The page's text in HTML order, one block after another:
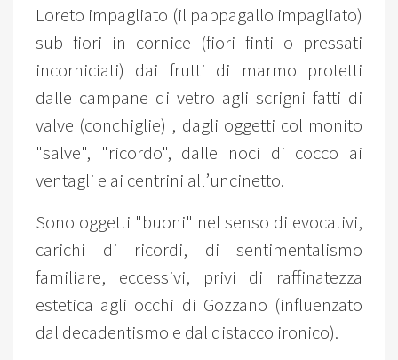
Loreto impagliato (il pappagallo impagliato)
sub fiori in cornice (fiori finti o pressati
incorniciati) dai frutti di marmo protetti
dalle campane di vetro agli scrigni fatti di
valve (conchiglie) , dagli oggetti col monito
"salve", "ricordo", dalle noci di cocco ai
ventagli e ai centrini all’uncinetto.
Sono oggetti "buoni" nel senso di evocativi,
carichi di ricordi, di sentimentalismo
familiare, eccessivi, privi di raffinatezza
estetica agli occhi di Gozzano (influenzato
dal decadentismo e dal distacco ironico).